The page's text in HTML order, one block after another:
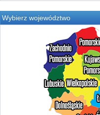
Wybierz województwo